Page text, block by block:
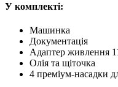
У комплекті:
Машинка
Документація
Адаптер живлення
Олія та щіточка
4 преміум-насадки